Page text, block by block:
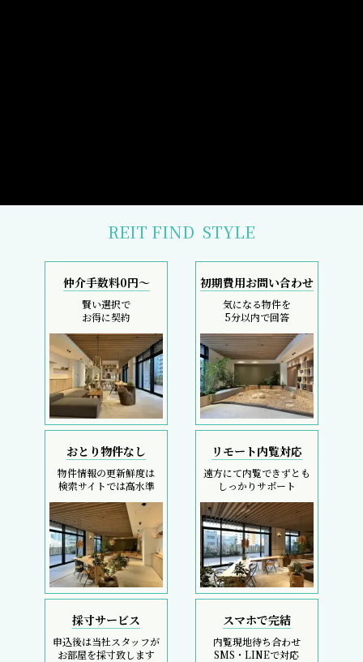
REIT FIND STYLE
仲介手数料0円～
賢い選択で
お得に契約
初期費用お問い合わせ
気になる物件を
5分以内で回答
おとり物件なし
物件情報の更新鮮度は
検索サイトでは高水準
リモート内覧対応
遠方にて内覧できずとも
しっかりサポート
採寸サービス
申込後は当社スタッフが
お部屋を採寸致します
スマホで完結
内覧現地待ち合わせ
SMS・LINEで対応